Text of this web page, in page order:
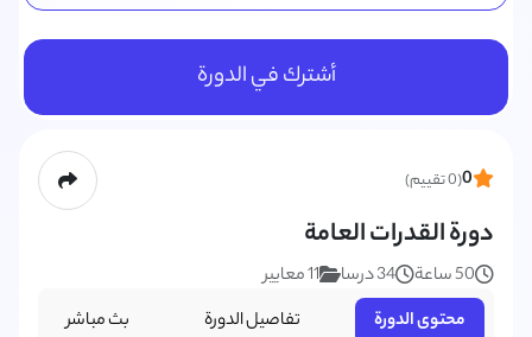
0(0 تقييم)
دورة القدرات العامة
50 ساعة 34 درسا
11 معايير
محتوى الدورة
تفاصيل الدورة
بث مباشر
أشترك في الدورة